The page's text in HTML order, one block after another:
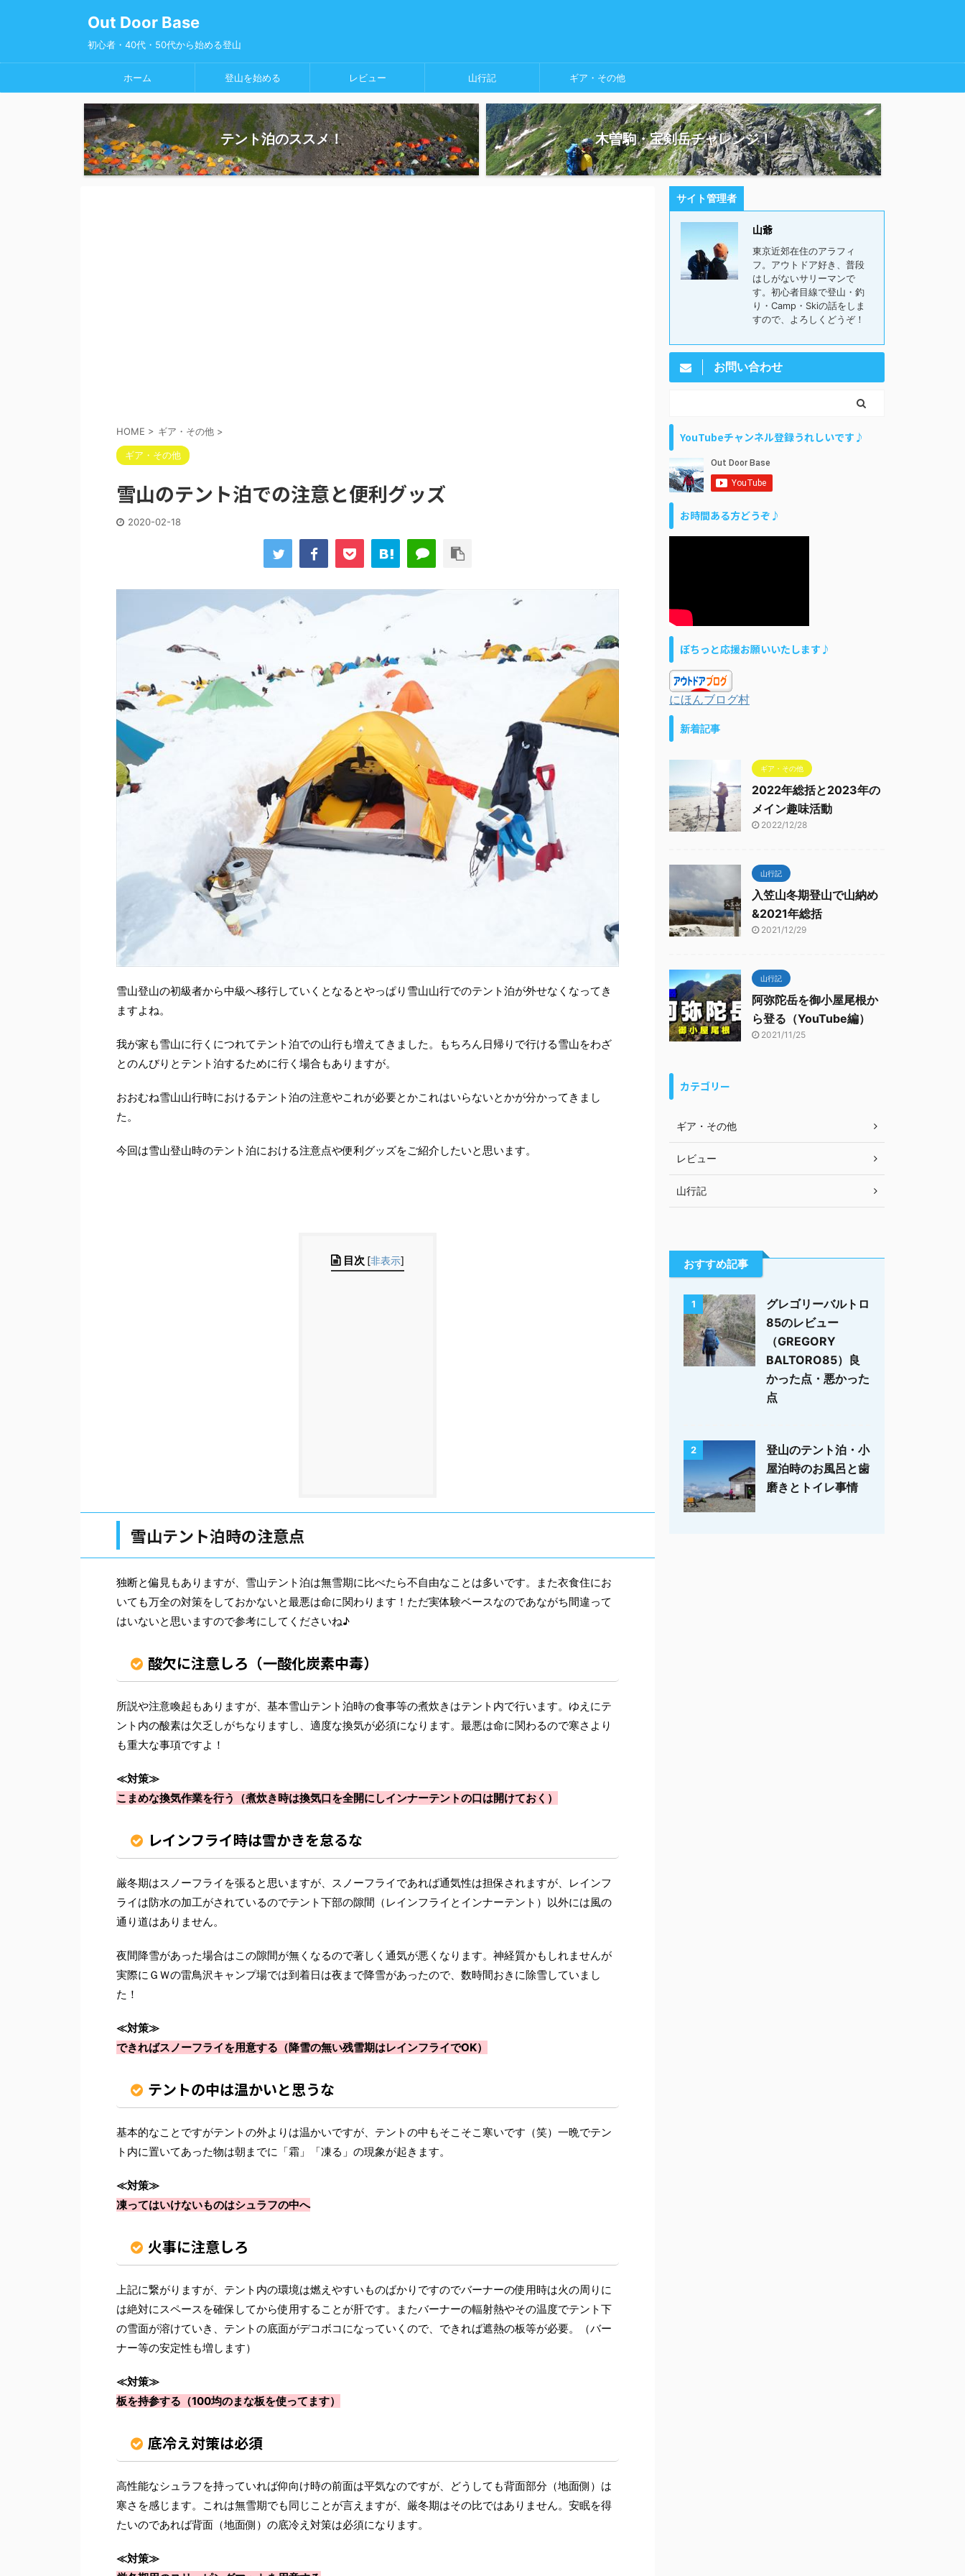
Out Door Base
初心者・40代・50代から始める登山
ホーム 登山を始める レビュー 山行記 ギア・その他
テント泊のススメ！ 木曽駒・宝剣岳チャレンジ！
HOME > ギア・その他 >
ギア・その他
雪山のテント泊での注意と便利グッズ
2020-02-18
雪山登山の初級者から中級へ移行していくとなるとやっぱり雪山山行でのテント泊が外せなくなってき
ますよね。
我が家も雪山に行くにつれてテント泊での山行も増えてきました。もちろん日帰りで行ける雪山をわざ
とのんびりとテント泊するために行く場合もありますが。
おおむね雪山山行時におけるテント泊の注意やこれが必要とかこれはいらないとかが分かってきまし
た。
今回は雪山登山時のテント泊における注意点や便利グッズをご紹介したいと思います。
目次 [非表示]
雪山テント泊時の注意点
独断と偏見もありますが、雪山テント泊は無雪期に比べたら不自由なことは多いです。また衣食住にお
いても万全の対策をしておかないと最悪は命に関わります！ただ実体験ベースなのであながち間違って
はいないと思いますので参考にしてくださいね♪
酸欠に注意しろ（一酸化炭素中毒）
所説や注意喚起もありますが、基本雪山テント泊時の食事等の煮炊きはテント内で行います。ゆえにテ
ント内の酸素は欠乏しがちなりますし、適度な換気が必須になります。最悪は命に関わるので寒さより
も重大な事項ですよ！
≪対策≫
こまめな換気作業を行う（煮炊き時は換気口を全開にしインナーテントの口は開けておく）
レインフライ時は雪かきを怠るな
厳冬期はスノーフライを張ると思いますが、スノーフライであれば通気性は担保されますが、レインフ
ライは防水の加工がされているのでテント下部の隙間（レインフライとインナーテント）以外には風の
通り道はありません。
夜間降雪があった場合はこの隙間が無くなるので著しく通気が悪くなります。神経質かもしれませんが
実際にＧＷの雷鳥沢キャンプ場では到着日は夜まで降雪があったので、数時間おきに除雪していまし
た！
≪対策≫
できればスノーフライを用意する（降雪の無い残雪期はレインフライでOK）
テントの中は温かいと思うな
基本的なことですがテントの外よりは温かいですが、テントの中もそこそこ寒いです（笑）一晩でテン
ト内に置いてあった物は朝までに「霜」「凍る」の現象が起きます。
≪対策≫
凍ってはいけないものはシュラフの中へ
火事に注意しろ
上記に繋がりますが、テント内の環境は燃えやすいものばかりですのでバーナーの使用時は火の周りに
は絶対にスペースを確保してから使用することが肝です。またバーナーの輻射熱やその温度でテント下
の雪面が溶けていき、テントの底面がデコボコになっていくので、できれば遮熱の板等が必要。（バー
ナー等の安定性も増します）
≪対策≫
板を持参する（100均のまな板を使ってます）
底冷え対策は必須
高性能なシュラフを持っていれば仰向け時の前面は平気なのですが、どうしても背面部分（地面側）は
寒さを感じます。これは無雪期でも同じことが言えますが、厳冬期はその比ではありません。安眠を得
たいのであれば背面（地面側）の底冷え対策は必須になります。
≪対策≫
サイト管理者
山爺
東京近郊在住のアラフィ
フ。アウトドア好き、普段
はしがないサリーマンで
す。初心者目線で登山・釣
り・Camp・Skiの話をしま
すので、よろしくどうぞ！
お問い合わせ
YouTubeチャンネル登録うれしいです♪
お時間ある方どうぞ♪
ぽちっと応援お願いいたします♪
にほんブログ村
新着記事
ギア・その他
2022年総括と2023年の
メイン趣味活動
2022/12/28
山行記
入笠山冬期登山で山納め
&2021年総括
2021/12/29
山行記
阿弥陀岳を御小屋尾根か
ら登る（YouTube編）
2021/11/25
カテゴリー
ギア・その他
レビュー
山行記
おすすめ記事
1
グレゴリーバルトロ
85のレビュー
（GREGORY
BALTORO85）良
かった点・悪かった
点
2
登山のテント泊・小
屋泊時のお風呂と歯
磨きとトイレ事情